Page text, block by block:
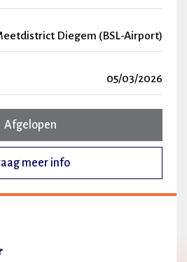
Diegem (BSL-Airport)
05/03/2026
Afgelopen
meer info